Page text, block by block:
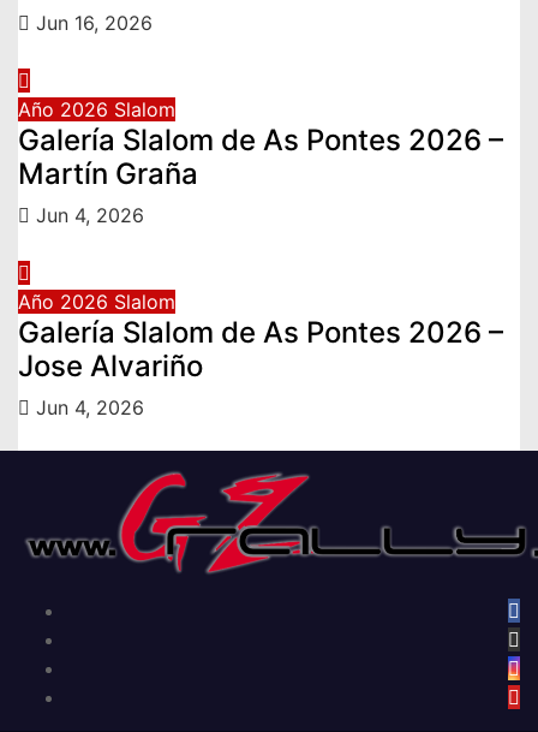
Jun 16, 2026
Año 2026 Slalom
Galería Slalom de As Pontes 2026 –
Martín Graña
Jun 4, 2026
Año 2026 Slalom
Galería Slalom de As Pontes 2026 –
Jose Alvariño
Jun 4, 2026